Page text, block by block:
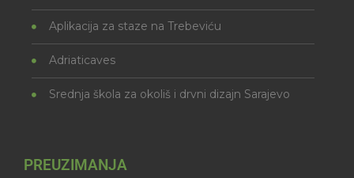
Aplikacija za staze na Trebeviću
Adriaticaves
Srednja škola za okoliš i drvni dizajn Sarajevo
PREUZIMANJA